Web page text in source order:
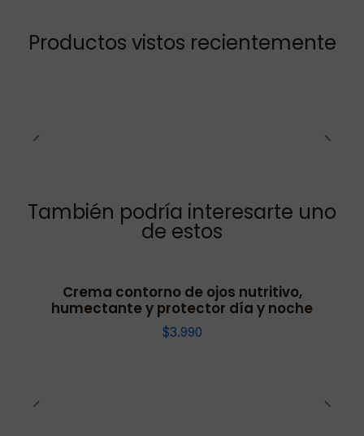
Productos vistos recientemente
También podría interesarte uno
de estos
Crema contorno de ojos nutritivo,
humectante y protector día y noche
$3.990